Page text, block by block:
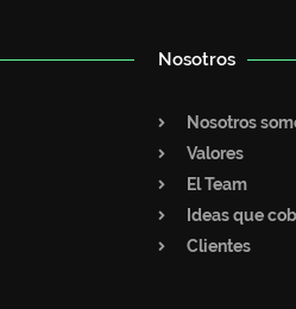
Nosotros
Nosotros
Valores
El Team
Ideas que
Clientes